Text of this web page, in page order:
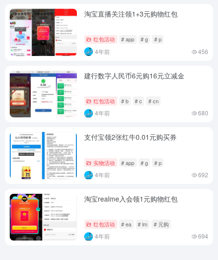
淘宝直播关注领1+3元购物红包
红包活动 # app # g # p
4年前 456
建行数字人民币6元购16元立减金
红包活动 # b # c # cn
4年前 680
支付宝领2张红牛0.01元购买券
实物活动 # app # g # p
4年前 692
淘宝realme入会领1元购物红包
红包活动 # ea # lm # 元购
4年前 694